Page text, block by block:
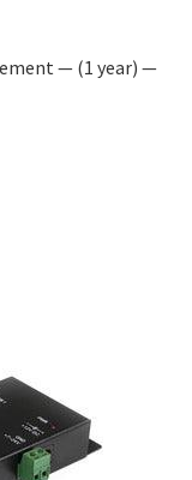
— (1 year) —